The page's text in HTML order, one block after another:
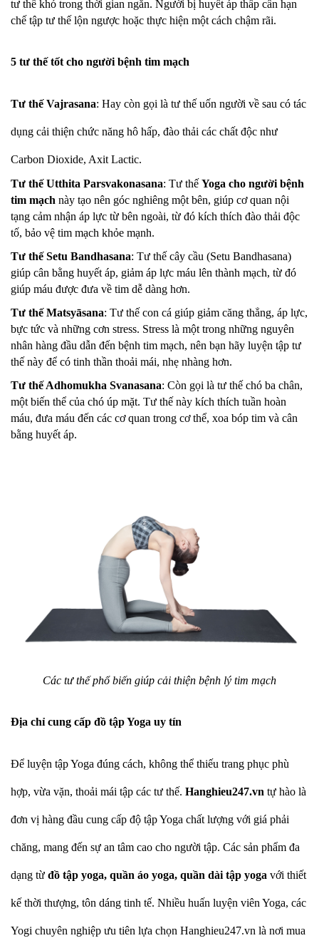
tư thế khó trong thời gian ngắn. Người bị huyết áp thấp cần hạn
chế tập tư thế lộn ngược hoặc thực hiện một cách chậm rãi.
5 tư thế tốt cho người bệnh tim mạch
Tư thế Vajrasana: Hay còn gọi là tư thế uốn người về sau có tác
dụng cải thiện chức năng hô hấp, đào thải các chất độc như
Carbon Dioxide, Axit Lactic.
Tư thế Utthita Parsvakonasana: Tư thế Yoga cho người bệnh
tim mạch này tạo nên góc nghiêng một bên, giúp cơ quan nội
tạng cảm nhận áp lực từ bên ngoài, từ đó kích thích đào thải độc
tố, bảo vệ tim mạch khỏe mạnh.
Tư thế Setu Bandhasana: Tư thế cây cầu (Setu Bandhasana)
giúp cân bằng huyết áp, giảm áp lực máu lên thành mạch, từ đó
giúp máu được đưa về tim dễ dàng hơn.
Tư thế Matsyāsana: Tư thế con cá giúp giảm căng thẳng, áp lực,
bực tức và những cơn stress. Stress là một trong những nguyên
nhân hàng đầu dẫn đến bệnh tim mạch, nên bạn hãy luyện tập tư
thế này để có tinh thần thoải mái, nhẹ nhàng hơn.
Tư thế Adhomukha Svanasana: Còn gọi là tư thế chó ba chân,
một biến thể của chó úp mặt. Tư thế này kích thích tuần hoàn
máu, đưa máu đến các cơ quan trong cơ thể, xoa bóp tim và cân
bằng huyết áp.
Các tư thế phổ biến giúp cải thiện bệnh lý tim mạch
Địa chỉ cung cấp đồ tập Yoga uy tín
Để luyện tập Yoga đúng cách, không thể thiếu trang phục phù
hợp, vừa vặn, thoải mái tập các tư thế. Hanghieu247.vn tự hào là
đơn vị hàng đầu cung cấp độ tập Yoga chất lượng với giá phải
chăng, mang đến sự an tâm cao cho người tập. Các sản phẩm đa
dạng từ đồ tập yoga, quần áo yoga, quần dài tập yoga với thiết
kế thời thượng, tôn dáng tinh tế. Nhiều huấn luyện viên Yoga, các
Yogi chuyên nghiệp ưu tiên lựa chọn Hanghieu247.vn là nơi mua